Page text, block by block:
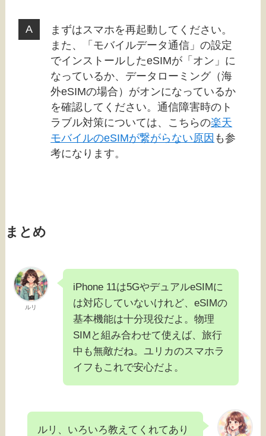
まずはスマホを再起動してください。
また、「モバイルデータ通信」の設定
でインストールしたeSIMが「オン」に
なっているか、データローミング（海
外eSIMの場合）がオンになっているか
を確認してください。通信障害時のト
ラブル対策については、こちらの楽天
モバイルのeSIMが繋がらない原因 も参
考になります。
まとめ
ルリ
iPhone 11は5GやデュアルeSIMに
は対応していないけれど、eSIMの
基本機能は十分現役だよ。物理
SIMと組み合わせて使えば、旅行
中も無敵だね。ユリカのスマホラ
イフもこれで安心だよ。
ルリ、いろいろ教えてくれてあり